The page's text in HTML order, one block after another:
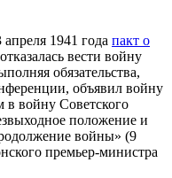
1941 года пакт о
вести войну
обязательства,
объявил войну
в войну Советского
положение и
войны» (9
премьер-министра